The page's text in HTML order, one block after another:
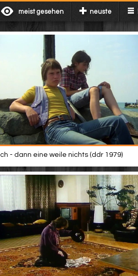
meist gesehen neuste
Ich - dann eine weile nichts (ddr 1979)